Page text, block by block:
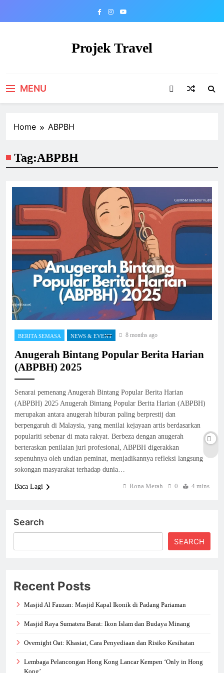
Projek Travel
MENU
Home ABPBH
Tag:ABPBH
BERITA SEMASA NEWS & EVENT 8 months ago
Anugerah Bintang Popular Berita Harian
(ABPBH) 2025
Senarai pemenang Anugerah Bintang Popular Berita Harian
(ABPBH) 2025 Anugerah Bintang Popular Berita Harian (ABPBH)
merupakan antara anugerah hiburan paling berprestij dan
berpengaruh di Malaysia, yang menilai kejayaan artis berdasarkan
populariti sebenar di mata rakyat. Berbeza dengan anugerah
berteraskan penilaian juri profesional, ABPBH digerakkan
sepenuhnya oleh undian peminat, menjadikannya refleksi langsung
sokongan masyarakat terhadap dunia…
Baca Lagi Rona Merah 0 4 mins
Search
SEARCH
Recent Posts
Masjid Al Fauzan: Masjid Kapal Ikonik di Padang Pariaman
Masjid Raya Sumatera Barat: Ikon Islam dan Budaya Minang
Overnight Oat: Khasiat, Cara Penyediaan dan Risiko Kesihatan
Lembaga Pelancongan Hong Kong Lancar Kempen ‘Only in Hong
Kong’